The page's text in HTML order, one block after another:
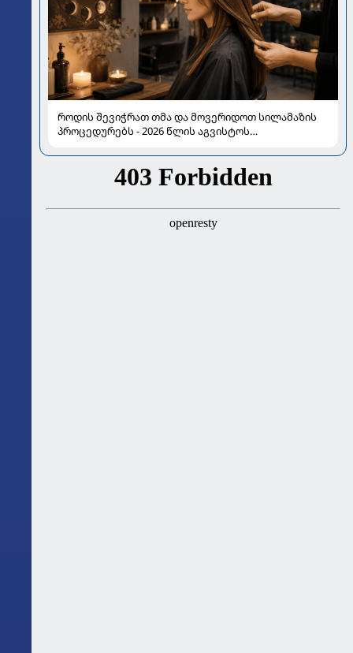
როდის შევიჭრათ თმა და მოვერიდოთ სილამაზის
პროცედურებს - 2026 წლის აგვისტოს